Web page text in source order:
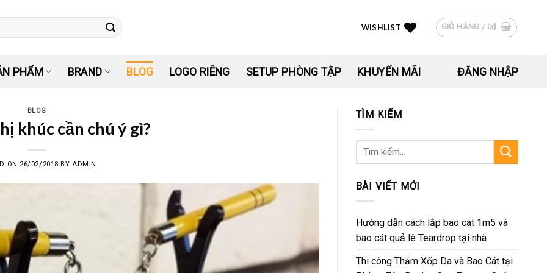
WISHLIST GIỎ HÀNG / 0₫
PHẨM BRAND BLOG LOGO RIÊNG SETUP PHÒNG TẬP KHUYẾN MÃI ĐĂNG NHẬP
BLOG
khúc cần chú ý gì?
ON 26/02/2018 BY ADMIN
TÌM KIẾM
Tìm
BÀI VIẾT MỚI
Hướng dẫn cách lắp bao cát 1m5 và
bao cát quả lê Teardrop tại nhà
Thi công Thảm Xốp Da và Bao Cát tại